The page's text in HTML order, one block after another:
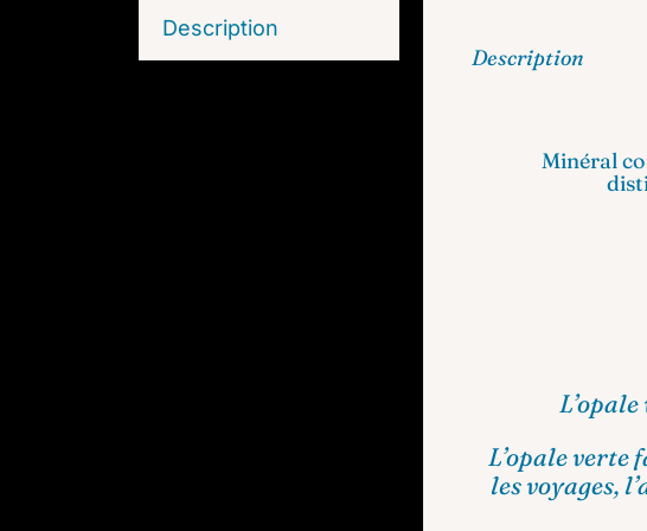
Description
Description
Minéral
L’opale
les voyages,